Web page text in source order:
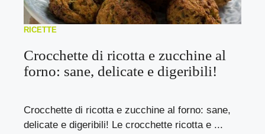
RICETTE
Crocchette di ricotta e zucchine al
forno: sane, delicate e digeribili!
Crocchette di ricotta e zucchine al forno: sane,
delicate e digeribili! Le crocchette ricotta e ...